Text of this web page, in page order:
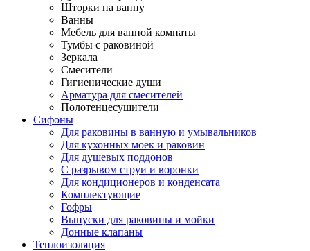
Шторки на ванну
Ванны
Мебель для ванной комнаты
Тумбы с раковиной
Зеркала
Смесители
Гигиенические души
Арматура для смесителей
Полотенцесушители
Сифоны
Для раковины в ванную и умывальников
Для кухонных моек и раковин
Для душевых поддонов
С разрывом струи и воронки
Для кондиционеров и конденсата
Комплектующие
Гофры
Выпуски для раковины и мойки
Донные клапаны
Теплоизоляция